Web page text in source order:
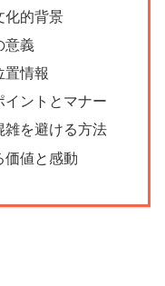
化的背景
意義
置情報
イントとマナー
雑を避ける方法
価値と感動